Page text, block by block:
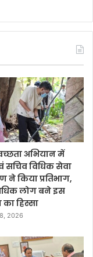
अभियान में
सचिव विधिक सेवा
ने किया प्रतिभाग,
लोग बने इस
हिस्सा
2026